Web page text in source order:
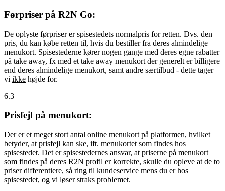
Førpriser på R2N Go:
De oplyste førpriser er spisestedets normalpris for retten. Dvs. den
pris, du kan købe retten til, hvis du bestiller fra deres almindelige
menukort. Spisestederne kører nogen gange med deres egne rabatter
på take away, fx med et take away menukort der generelt er billigere
end deres almindelige menukort, samt andre særtilbud - dette tager
vi ikke højde for.
6.3
Prisfejl på menukort:
Der er et meget stort antal online menukort på platformen, hvilket
betyder, at prisfejl kan ske, ift. menukortet som findes hos
spisestedet. Det er spisestedernes ansvar, at priserne på menukort
som findes på deres R2N profil er korrekte, skulle du opleve at de to
priser differentiere, så ring til kundeservice mens du er hos
spisestedet, og vi løser straks problemet.